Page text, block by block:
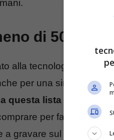
di 50
alla tecnologia ad una
per una singola idea
a questa lista di cui vi
per fare un
gravare sul vostro